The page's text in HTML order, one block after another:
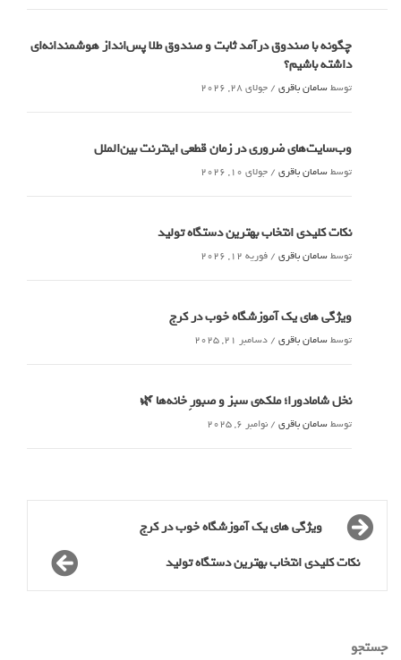
چگونه با صندوق درآمد ثابت و صندوق طلا پس‌انداز هوشمندانه‌ای
داشته باشیم؟
توسطسامان باقری / جولای 28, 2026
وب‌سایت‌های ضروری در زمان قطعی اینترنت بین‌الملل
توسطسامان باقری / جولای 10, 2026
نکات کلیدی انتخاب بهترین دستگاه تولید
توسطسامان باقری / فوریه 12, 2026
ویژگی های یک آموزشگاه خوب در کرج
توسطسامان باقری / دسامبر 21, 2025
نخل شامادورا؛ ملکه‌ی سبز و صبورِ خانه‌ها 🌿
توسطسامان باقری / نوامبر 6, 2025
ویژگی های یک آموزشگاه خوب در کرج
نکات کلیدی انتخاب بهترین دستگاه تولید
جستجو